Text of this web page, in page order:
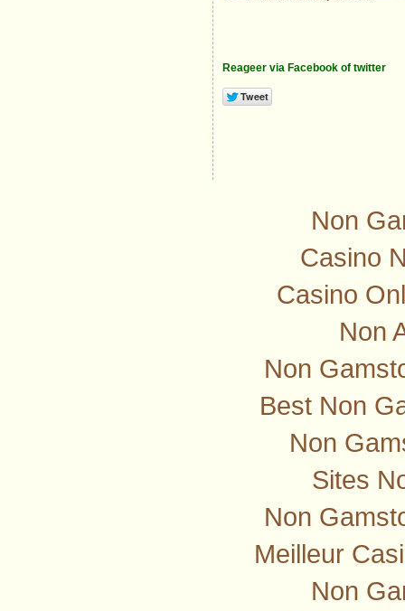
Reageer via Facebook of twitter
Non
Casino
Casino
Non
Non
Best Non
Non
Sites
Non
Meilleur
Non